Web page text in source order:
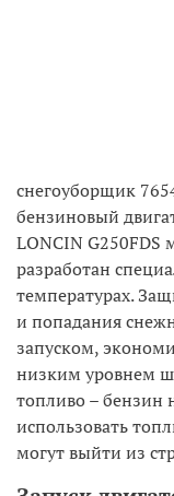
снегоуборщик
бензиновый
LONCIN G250FDS
разработан
температурах.
и попадания
запуском,
низким уровнем
топливо – бензин
использовать
могут выйти из